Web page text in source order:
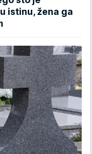
istinu, žena ga